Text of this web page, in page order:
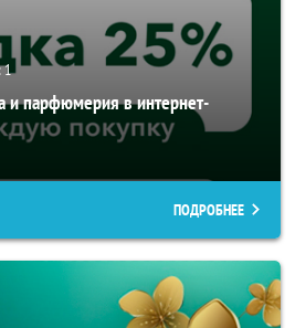
1
и парфюмерия в интернет-
ПОДРОБНЕЕ